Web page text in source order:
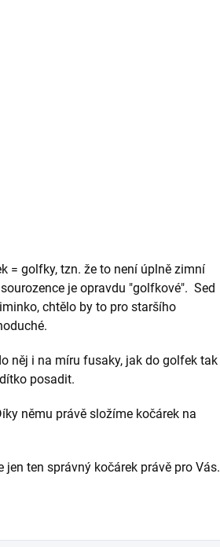
= golfky, tzn. že to není úplně zimní
je opravdu "golfkové". Sed
chtělo by to pro staršího
něj i na míru fusaky, jak do golfek tak
posadit.
němu právě složíme kočárek na
ten správný kočárek právě pro Vás.